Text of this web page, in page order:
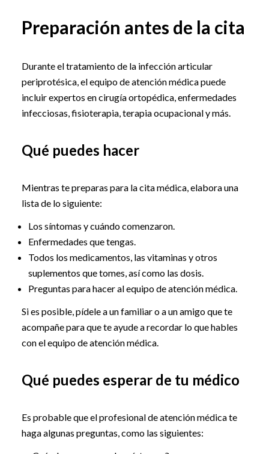
Preparación antes de la cita
Durante el tratamiento de la infección articular
periprotésica, el equipo de atención médica puede
incluir expertos en cirugía ortopédica, enfermedades
infecciosas, fisioterapia, terapia ocupacional y más.
Qué puedes hacer
Mientras te preparas para la cita médica, elabora una
lista de lo siguiente:
Los síntomas y cuándo comenzaron.
Enfermedades que tengas.
Todos los medicamentos, las vitaminas y otros
suplementos que tomes, así como las dosis.
Preguntas para hacer al equipo de atención médica.
Si es posible, pídele a un familiar o a un amigo que te
acompañe para que te ayude a recordar lo que hables
con el equipo de atención médica.
Qué puedes esperar de tu médico
Es probable que el profesional de atención médica te
haga algunas preguntas, como las siguientes: